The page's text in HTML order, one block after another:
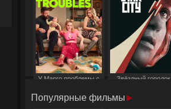
У Марго проблемы с
Звёздный городок
Популярные фильмы